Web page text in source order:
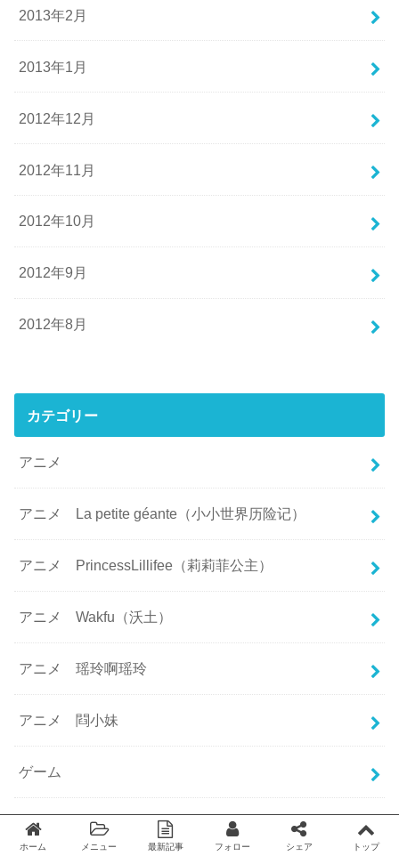
2013年2月
2013年1月
2012年12月
2012年11月
2012年10月
2012年9月
2012年8月
カテゴリー
アニメ
アニメ La petite géante（小小世界历险记）
アニメ PrincessLillifee（莉莉菲公主）
アニメ Wakfu（沃土）
アニメ 瑶玲啊瑶玲
アニメ 閰小妹
ゲーム
ゲーム MUSYNC
ホーム メニュー 最新記事 フォロー シェア トップ
Twitter facebook